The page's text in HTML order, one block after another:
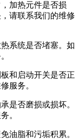
加热元件是否损
请联系我们的维修
系统是否堵塞。如
和启动开关是否正
服务。
是否磨损或损坏。
。
油脂和污垢积累。